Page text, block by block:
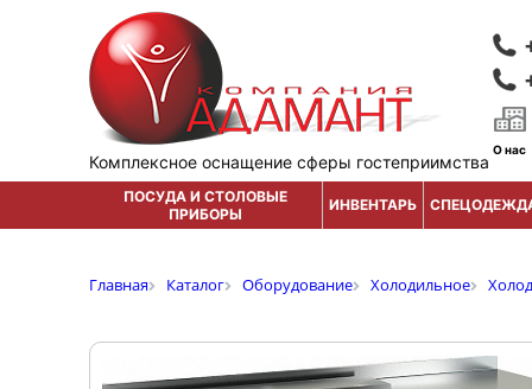
Комплексное оснащение сферы гостеприимства
О нас
ПОСУДА И СТОЛОВЫЕ
ПРИБОРЫ
ИНВЕНТАРЬ
Главная Каталог Оборудование Холодильное